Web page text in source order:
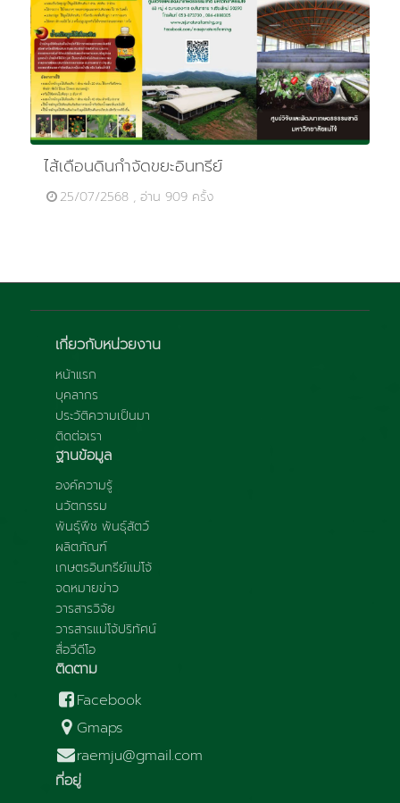
ไส้เดือนดินกำจัดขยะอินทรีย์
25/07/2568 , อ่าน 909 ครั้ง
เกี่ยวกับหน่วยงาน
หน้าแรก
บุคลากร
ประวัติความเป็นมา
ติดต่อเรา
ฐานข้อมูล
องค์ความรู้
นวัตกรรม
พันธุ์พืช พันธุ์สัตว์
ผลิตภัณฑ์
เกษตรอินทรีย์แม่โจ้
จดหมายข่าว
วารสารวิจัย
วารสารแม่โจ้ปริทัศน์
สื่อวีดีโอ
ติดตาม
Facebook
Gmaps
raemju@gmail.com
ที่อยู่